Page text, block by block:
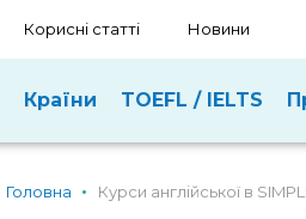
Корисні статті Новини
Країни TOEFL / IELTS
Головна Курси англійської в